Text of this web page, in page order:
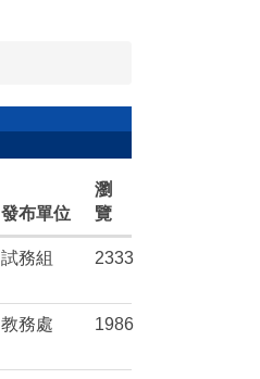
發布單位
瀏
覽
試務組 2333
教務處 1986